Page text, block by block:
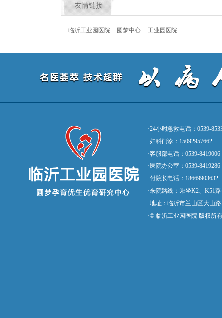
友情链接
临沂工业园医院 圆梦中心 工业园医院
·24小时急救电话：0539-
·妇科门诊：15092957662
·客服部电话：0539-8419006
·医院办公室：0539-8419286
·付院长电话：18669903632
·来院路线：乘坐K2、K51
·地址：临沂市兰山区大山
·© 临沂工业园医院 版权所